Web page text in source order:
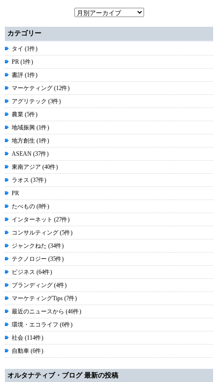
カテゴリー
タイ (1件)
PR (1件)
書評 (1件)
マーケティング (12件)
アグリテック (3件)
農業 (5件)
地域振興 (1件)
地方創生 (1件)
ASEAN (37件)
東南アジア (40件)
ラオス (37件)
PR
たべもの (8件)
インターネット (27件)
コンサルティング (5件)
ジャンクねた (34件)
テクノロジー (35件)
ビジネス (64件)
ブランディング (4件)
マーケティングTips (7件)
最近のニュースから (46件)
環境・エコライフ (6件)
社会 (114件)
自動車 (6件)
オルタナティブ・ブログ 最新の投稿